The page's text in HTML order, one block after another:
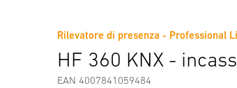
Rilevatore di presenza - Professional
HF 360 KNX -
EAN 4007841059484
Informazioni sul produttore